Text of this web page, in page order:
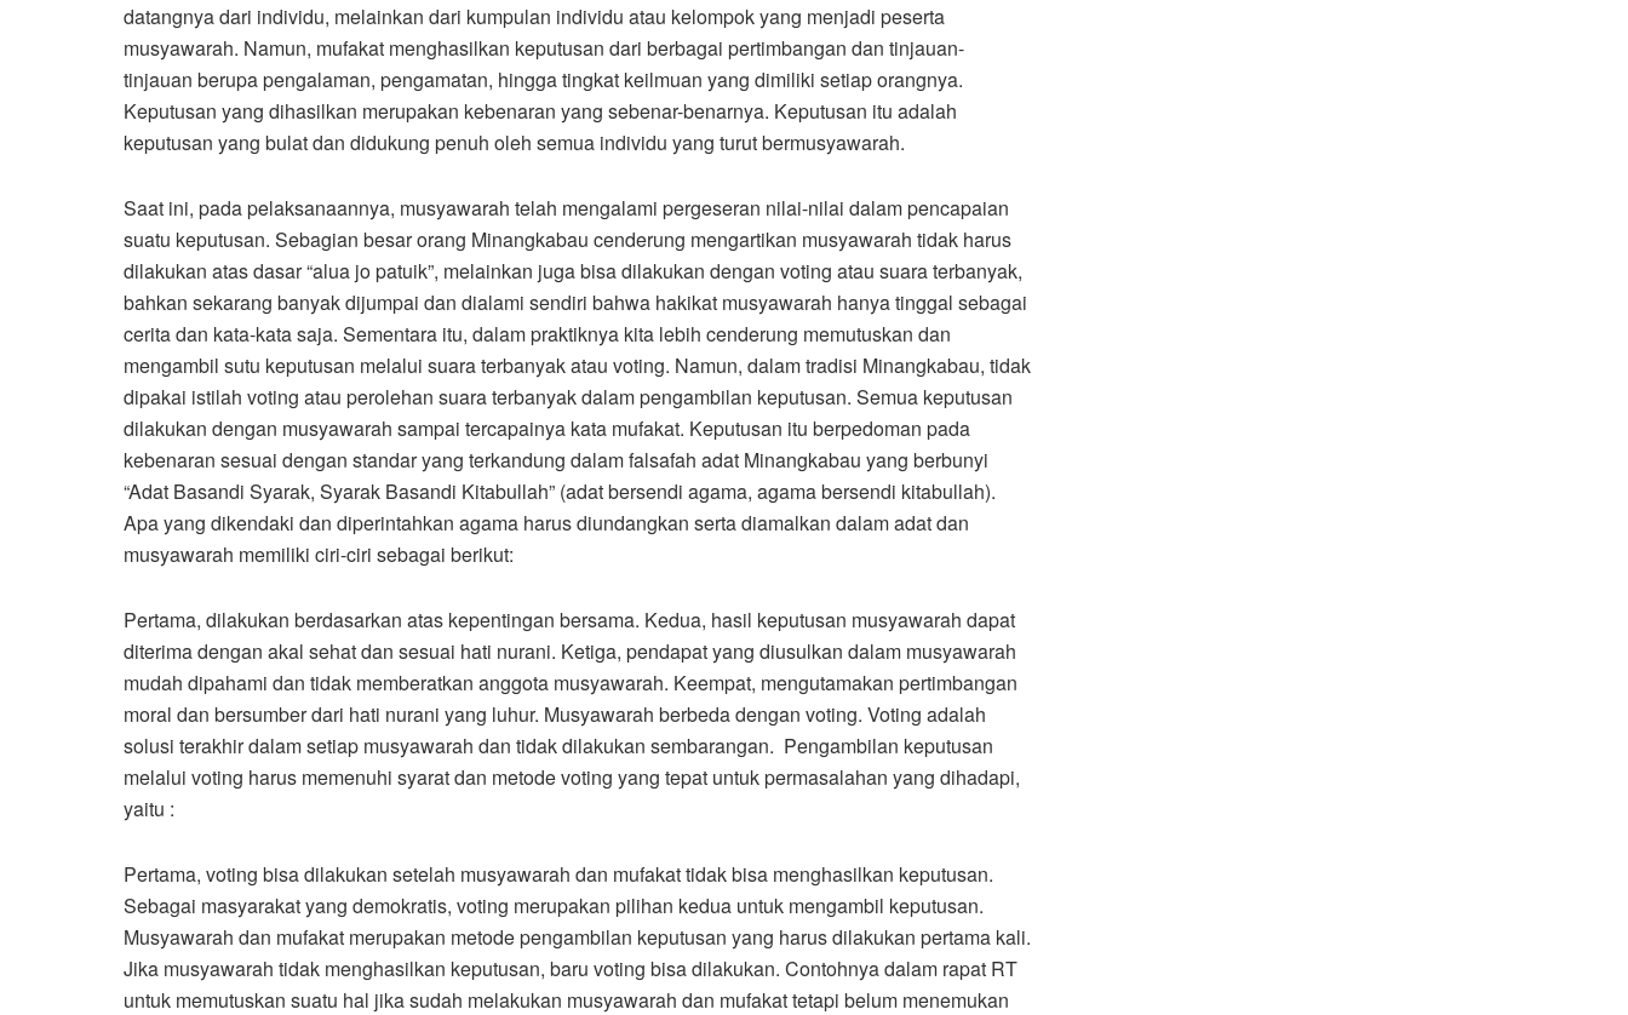
datangnya dari individu, melainkan dari kumpulan individu atau kelompok yang menjadi peserta
musyawarah. Namun, mufakat menghasilkan keputusan dari berbagai pertimbangan dan tinjauan-
tinjauan berupa pengalaman, pengamatan, hingga tingkat keilmuan yang dimiliki setiap orangnya.
Keputusan yang dihasilkan merupakan kebenaran yang sebenar-benarnya. Keputusan itu adalah
keputusan yang bulat dan didukung penuh oleh semua individu yang turut bermusyawarah.
Saat ini, pada pelaksanaannya, musyawarah telah mengalami pergeseran nilai-nilai dalam pencapaian
suatu keputusan. Sebagian besar orang Minangkabau cenderung mengartikan musyawarah tidak harus
dilakukan atas dasar “alua jo patuik”, melainkan juga bisa dilakukan dengan voting atau suara terbanyak,
bahkan sekarang banyak dijumpai dan dialami sendiri bahwa hakikat musyawarah hanya tinggal sebagai
cerita dan kata-kata saja. Sementara itu, dalam praktiknya kita lebih cenderung memutuskan dan
mengambil sutu keputusan melalui suara terbanyak atau voting. Namun, dalam tradisi Minangkabau, tidak
dipakai istilah voting atau perolehan suara terbanyak dalam pengambilan keputusan. Semua keputusan
dilakukan dengan musyawarah sampai tercapainya kata mufakat. Keputusan itu berpedoman pada
kebenaran sesuai dengan standar yang terkandung dalam falsafah adat Minangkabau yang berbunyi
“Adat Basandi Syarak, Syarak Basandi Kitabullah” (adat bersendi agama, agama bersendi kitabullah).
Apa yang dikendaki dan diperintahkan agama harus diundangkan serta diamalkan dalam adat dan
musyawarah memiliki ciri-ciri sebagai berikut:
Pertama, dilakukan berdasarkan atas kepentingan bersama. Kedua, hasil keputusan musyawarah dapat
diterima dengan akal sehat dan sesuai hati nurani. Ketiga, pendapat yang diusulkan dalam musyawarah
mudah dipahami dan tidak memberatkan anggota musyawarah. Keempat, mengutamakan pertimbangan
moral dan bersumber dari hati nurani yang luhur. Musyawarah berbeda dengan voting. Voting adalah
solusi terakhir dalam setiap musyawarah dan tidak dilakukan sembarangan. Pengambilan keputusan
melalui voting harus memenuhi syarat dan metode voting yang tepat untuk permasalahan yang dihadapi,
yaitu :
Pertama, voting bisa dilakukan setelah musyawarah dan mufakat tidak bisa menghasilkan keputusan.
Sebagai masyarakat yang demokratis, voting merupakan pilihan kedua untuk mengambil keputusan.
Musyawarah dan mufakat merupakan metode pengambilan keputusan yang harus dilakukan pertama kali.
Jika musyawarah tidak menghasilkan keputusan, baru voting bisa dilakukan. Contohnya dalam rapat RT
untuk memutuskan suatu hal jika sudah melakukan musyawarah dan mufakat tetapi belum menemukan